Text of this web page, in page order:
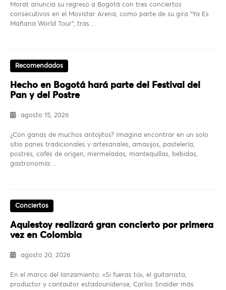
Morat anuncia su regreso a Bogotá con tres conciertos
consecutivos en el Movistar Arena, como parte de su gira “Ya Es
Mañana World Tour”, tras…
Recomendados
Hecho en Bogotá hará parte del Festival del
Pan y del Postre
agosto 15, 2026
¿Con ganas de muchos antojitos? Imagina encontrar en un solo
sitio panes tradicionales y artesanales, amasijos, pastelería,
postres, cafés de origen, mermeladas, mantequillas, bebidas,
gastronomía…
Conciertos
Aquiestoy realizará gran concierto por primera
vez en Colombia
agosto 20, 2026
En el marco del lanzamiento: «Si fueras tú», el guitarrista,
productor y cantautor estadounidense, Carlos Snaider más